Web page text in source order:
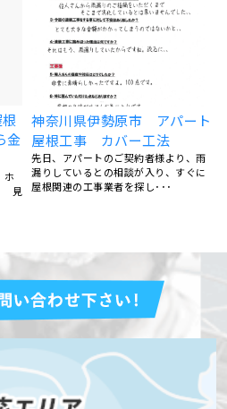
金
ホ
見
神奈川県伊勢原市 アパート
屋根工事 カバー工法
先日、アパートのご契約者様より、雨
漏りしているとの相談が入り、すぐに
屋根関連の工事業者を探し･･･